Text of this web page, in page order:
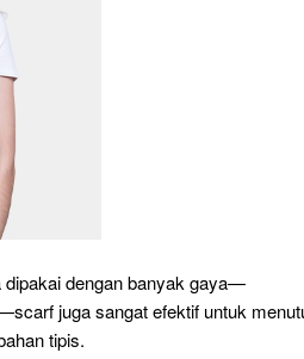
dipakai dengan banyak gaya—
juga sangat efektif untuk
tipis.